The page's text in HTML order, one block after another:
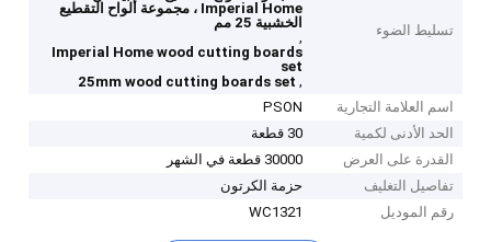
تسليط الضوء
Imperial Home ، مجموعة ألواح التقطيع
الخشبية 25 مم
,
Imperial Home wood cutting boards
set
,
25mm wood cutting boards set
اسم العلامة التجارية
PSON
الحد الأدنى لكمية
30 قطعة
القدرة على العرض
30000 قطعة في الشهر
تفاصيل التغليف
حزمة الكرتون
رقم الموديل
WC1321